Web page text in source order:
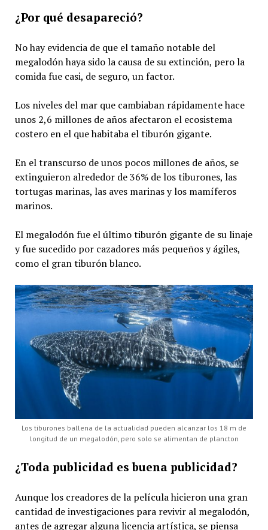
¿Por qué desapareció?
No hay evidencia de que el tamaño notable del
megalodón haya sido la causa de su extinción, pero la
comida fue casi, de seguro, un factor.
Los niveles del mar que cambiaban rápidamente hace
unos 2,6 millones de años afectaron el ecosistema
costero en el que habitaba el tiburón gigante.
En el transcurso de unos pocos millones de años, se
extinguieron alrededor de 36% de los tiburones, las
tortugas marinas, las aves marinas y los mamíferos
marinos.
El megalodón fue el último tiburón gigante de su linaje
y fue sucedido por cazadores más pequeños y ágiles,
como el gran tiburón blanco.
Los tiburones ballena de la actualidad pueden alcanzar los 18 m de
longitud de un megalodón, pero solo se alimentan de plancton
¿Toda publicidad es buena publicidad?
Aunque los creadores de la película hicieron una gran
cantidad de investigaciones para revivir al megalodón,
antes de agregar alguna licencia artística, se piensa